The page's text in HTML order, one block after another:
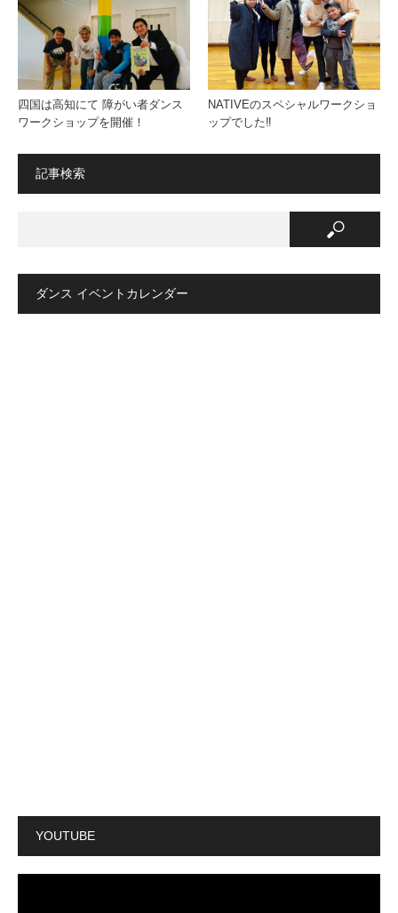
四国は高知にて 障がい者ダンス
ワークショップを開催！
NATIVEのスペシャルワークショ
ップでした‼️
記事検索
ダンス イベントカレンダー
YOUTUBE